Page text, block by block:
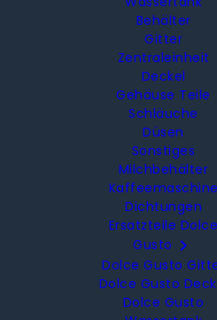
Behälter
Gitter
Zentraleinheit
Deckel
Gehäuse Teile
Schläuche
Düsen
Sonstiges
Milchbehälter
Kaffeemaschine
Dichtungen
Ersatzteile Dolce
Gusto 
Dolce Gusto
Dolce Gusto
Dolce Gusto